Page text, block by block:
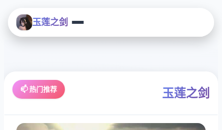
玉莲之剑
📫 热门推荐 玉莲之剑